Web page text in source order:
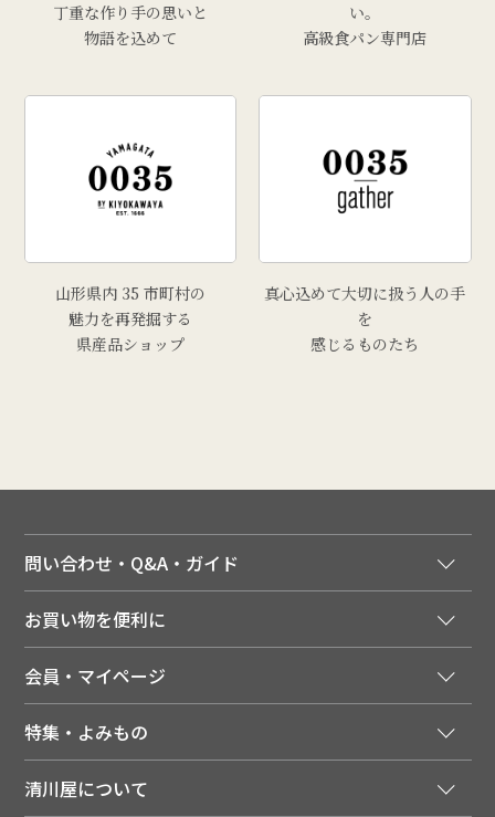
丁重な作り手の思いと
物語を込めて
い。
高級食パン専門店
山形県内 35 市町村の
魅力を再発掘する
県産品ショップ
真心込めて大切に扱う人の手
を
感じるものたち
問い合わせ・Q&A・ガイド
ご利用ガイド
領収書について
送料について
配達日について
返品について
お買い物を便利に
季節のカタログを無料でお届け
LINEお友だち登録
会員・マイページ
会員特典について
注文履歴
特集・よみもの
メディア掲載商品
清川屋について